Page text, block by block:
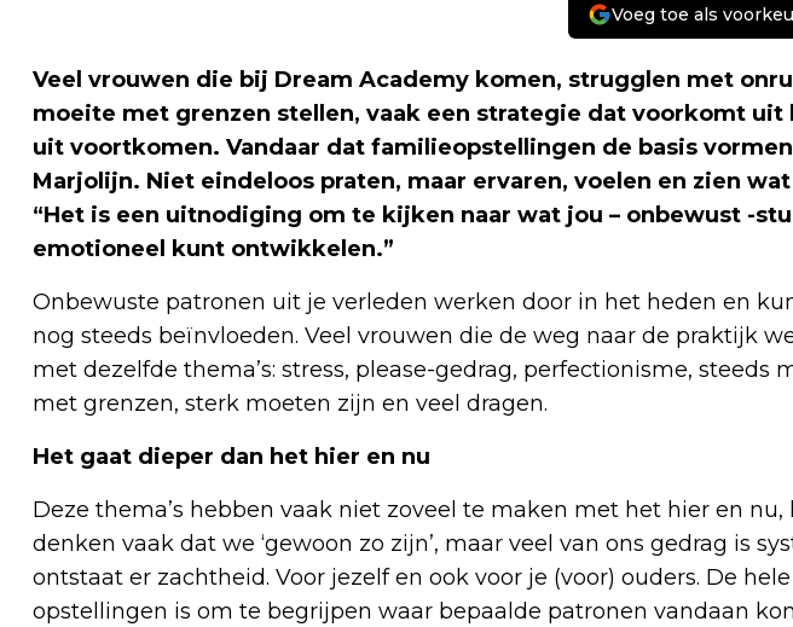
Voeg toe als
Veel vrouwen die bij Dream Academy komen, strugglen met
moeite met grenzen stellen, vaak een strategie dat voorkomt uit
uit voortkomen. Vandaar dat familieopstellingen de basis
Marjolijn. Niet eindeloos praten, maar ervaren, voelen en zien
“Het is een uitnodiging om te kijken naar wat jou – onbewust -
emotioneel kunt ontwikkelen.”
Onbewuste patronen uit je verleden werken door in het heden en
nog steeds beïnvloeden. Veel vrouwen die de weg naar de praktijk
met dezelfde thema’s: stress, please-gedrag, perfectionisme, steeds
met grenzen, sterk moeten zijn en veel dragen.
Het gaat dieper dan het hier en nu
Deze thema’s hebben vaak niet zoveel te maken met het hier en nu,
denken vaak dat we ‘gewoon zo zijn’, maar veel van ons gedrag is
ontstaat er zachtheid. Voor jezelf en ook voor je (voor) ouders. De
opstellingen is om te begrijpen waar bepaalde patronen vandaan